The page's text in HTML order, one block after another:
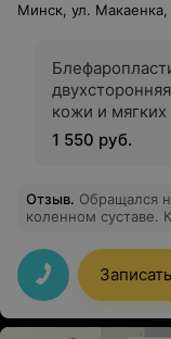
Минск, ул. Макаенка,
кожи и мягких
1 550 руб.
Отзыв. Обращался
коленном суставе.
лечение, которое